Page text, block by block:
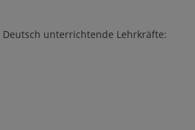
Deutsch unterrichtende Lehrkräfte: